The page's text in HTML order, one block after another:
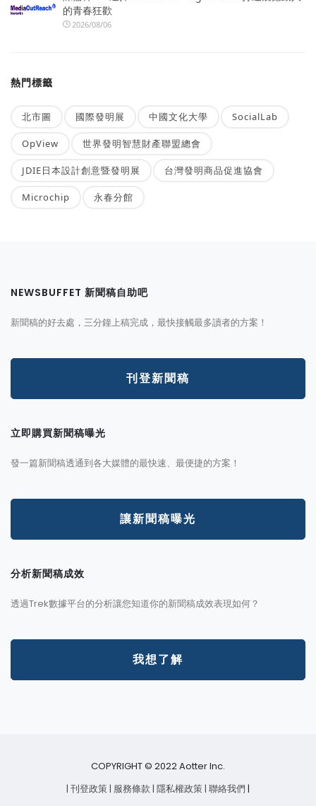
的青春狂歡
2026/08/06
熱門標籤
北市圖 國際發明展 中國文化大學 SocialLab
OpView 世界發明智慧財產聯盟總會
JDIE日本設計創意暨發明展 台灣發明商品促進協會
Microchip 永春分館
NEWSBUFFET 新聞稿自助吧
新聞稿的好去處，三分鐘上稿完成，最快接觸最多讀者的方案！
刊登新聞稿
立即購買新聞稿曝光
發一篇新聞稿透通到各大媒體的最快速、最便捷的方案！
讓新聞稿曝光
分析新聞稿成效
透過Trek數據平台的分析讓您知道你的新聞稿成效表現如何？
我想了解
COPYRIGHT © 2022 Aotter Inc.
| 刊登政策 | 服務條款 | 隱私權政策 | 聯絡我們 |